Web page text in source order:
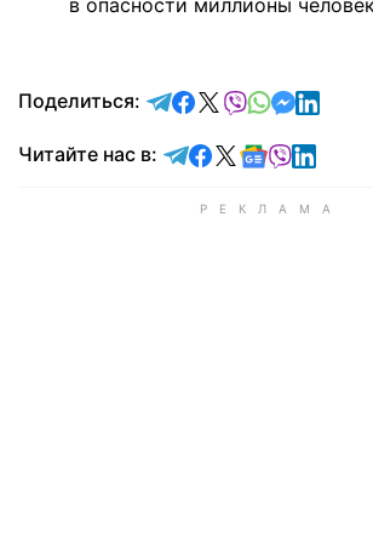
в опасности миллионы
Поделиться: отправить в Telegram
поделиться в
поделиться в X
отправить в
отправить
Читайте нас в: Читайте в Telegram
Читайте в
Читайте в X
Читайте в
Читайте